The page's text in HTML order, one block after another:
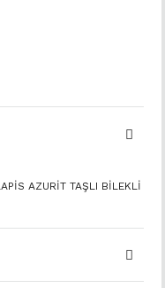
AZURİT TAŞLI BİLEKLİ